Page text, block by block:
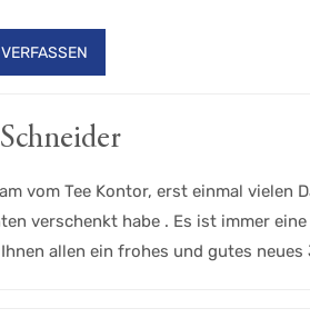
vom Tee Kontor, erst einmal
verschenkt habe . Es ist immer
allen ein frohes und gutes